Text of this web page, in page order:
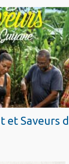
et Saveurs